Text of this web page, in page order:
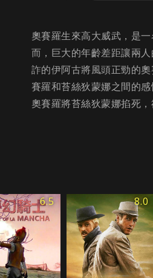
奧賽羅生來高大威武，是
而，巨大的年齡差距讓兩
詐的伊阿古將風頭正勁的
賽羅和苔絲狄蒙娜之間的
奧賽羅將苔絲狄蒙娜掐死
6.5 8.0